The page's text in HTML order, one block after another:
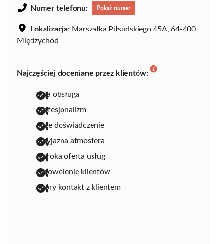
Numer telefonu: Pokaż numer
Lokalizacja: Marszałka Piłsudskiego 45A, 64-400
Międzychód
Najczęściej doceniane przez klientów:
miła obsługa
profesjonalizm
duże doświadczenie
przyjazna atmosfera
szeroka oferta usług
zadowolenie klientów
dobry kontakt z klientem